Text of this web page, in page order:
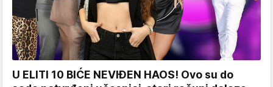
U ELITI 10 BIĆE NEVIĐEN HAOS! Ovo su do